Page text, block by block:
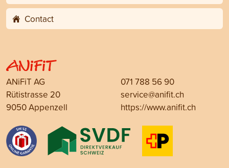
Contact
ANiFiT AG
Rütistrasse 20
9050 Appenzell
071 788 56 90
service@anifit.ch
https://www.anifit.ch